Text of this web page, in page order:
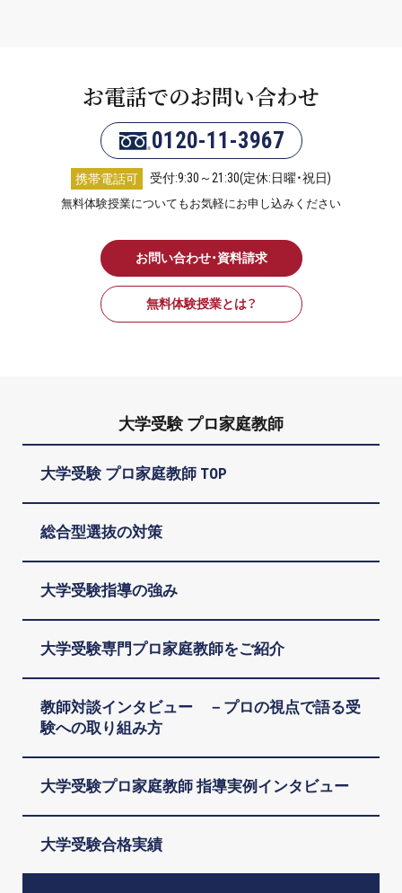
お電話でのお問い合わせ
0120-11-3967
携帯電話可 受付:9:30～21:30(定休:日曜・祝日)
無料体験授業についてもお気軽にお申し込みください
お問い合わせ・資料請求
無料体験授業とは？
大学受験 プロ家庭教師
大学受験 プロ家庭教師 TOP
総合型選抜の対策
大学受験指導の強み
大学受験専門プロ家庭教師をご紹介
教師対談インタビュー －プロの視点で語る受
験への取り組み方
大学受験プロ家庭教師 指導実例インタビュー
大学受験合格実績